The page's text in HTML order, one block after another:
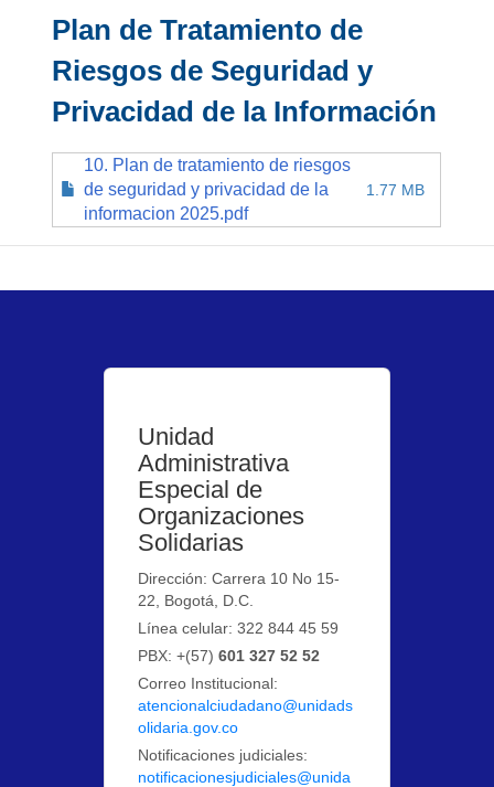
Plan de Tratamiento de
Riesgos de Seguridad y
Privacidad de la Información
10. Plan de tratamiento de riesgos
de seguridad y privacidad de la
informacion 2025.pdf
1.77 MB
Unidad
Administrativa
Especial de
Organizaciones
Solidarias
Dirección: Carrera 10 No 15-
22, Bogotá, D.C.
Línea celular: 322 844 45 59
PBX: +(57)601 327 52 52
Correo Institucional:
atencionalciudadano@unidads
olidaria.gov.co
Notificaciones judiciales:
notificacionesjudiciales@unida